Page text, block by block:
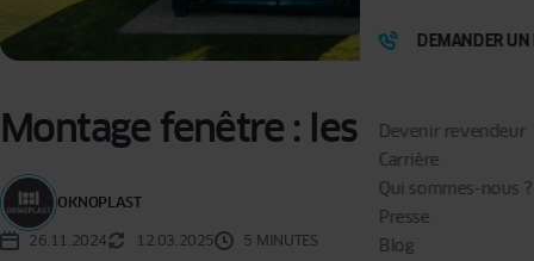
DEMANDER UN
Devenir revendeur
Carrière
Qui sommes-nous ?
Presse
Blog
Montage fenêtre : les étapes
OKNOPLAST
26.11.2024 12.03.2025 5 MINUTES